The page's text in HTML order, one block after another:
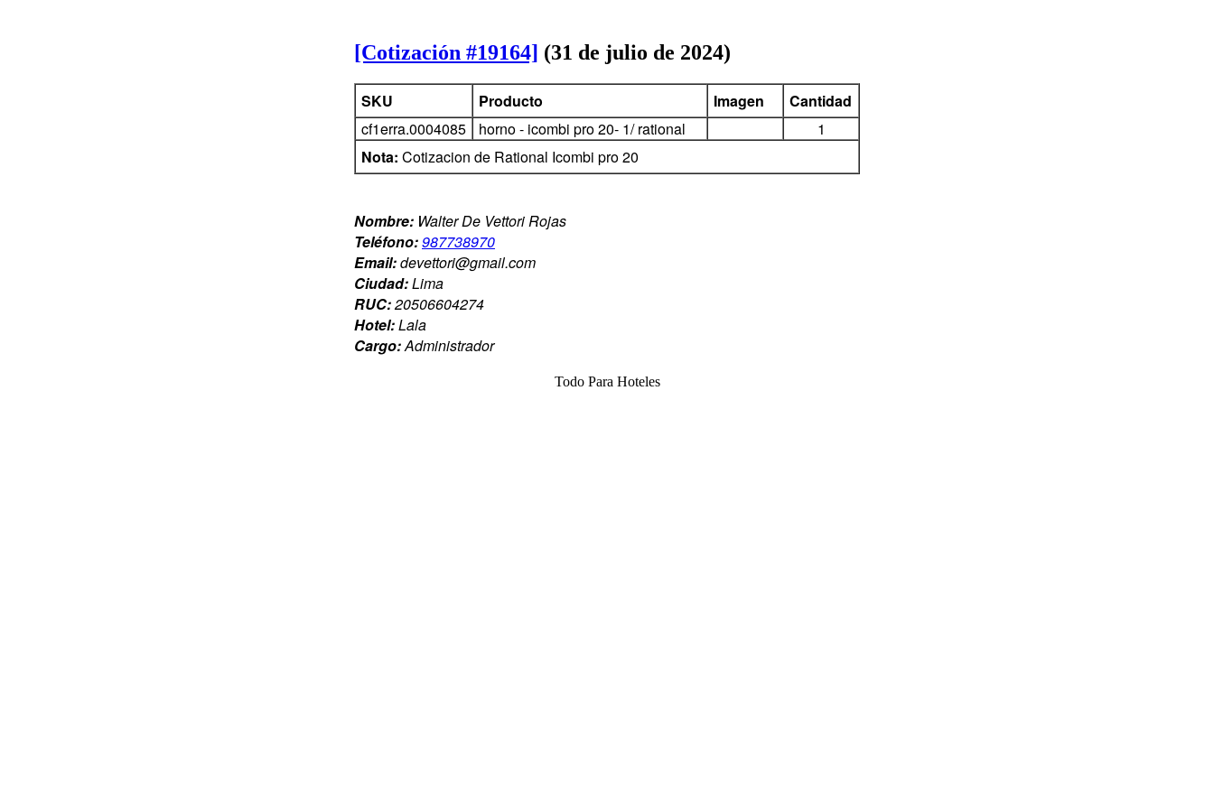
[Cotización #19164] (31 de julio de 2024)
SKU Producto Imagen
Cantidad
cf1erra.0004085
horno - icombi pro 20- 1/ rational
1
Nota: Cotizacion de Rational Icombi pro 20
Nombre: Walter De Vettori Rojas
Teléfono:987738970
Email:devettori@gmail.com
Ciudad:Lima
RUC:20506604274
Hotel:Lala
Cargo:Administrador
Todo Para Hoteles